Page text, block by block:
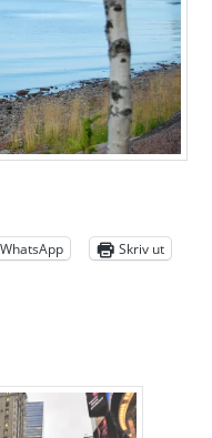
WhatsApp
Skriv ut